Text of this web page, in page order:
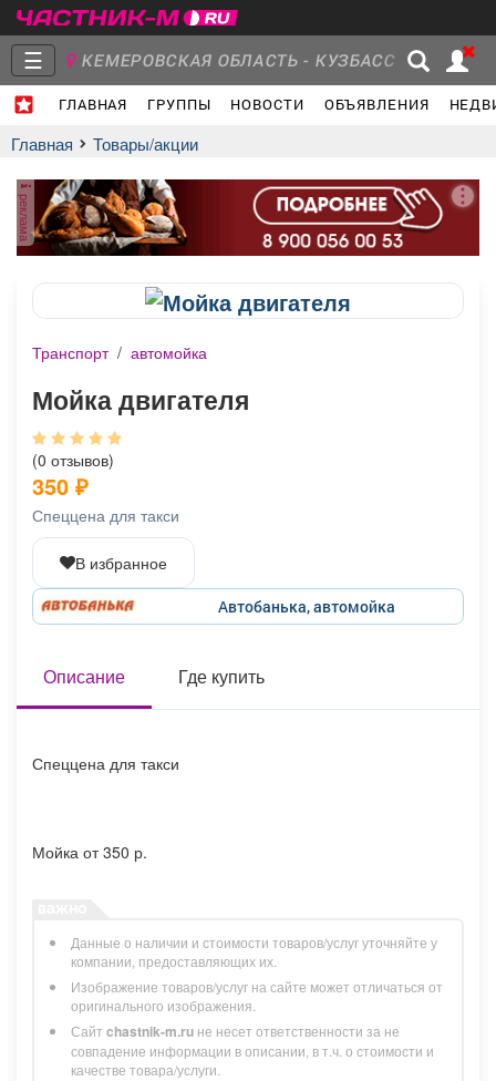
☰ КЕМЕРОВСКАЯ ОБЛАСТЬ - КУЗБАСС
ГЛАВНАЯ ГРУППЫ НОВОСТИ ОБЪЯВЛЕНИЯ
Главная
Объявления Недвижимость Услуги
Афиша
ТВ программа Я - пенсионер
Главная Товары/акции
реклама
Транспорт / автомойка
Мойка двигателя
(0 отзывов)
350 ₽
Спеццена для такси
В избранное
Автобанька, автомойка
Описание Где купить
Спеццена для такси
Мойка от 350 р.
Данные о наличии и стоимости товаров/услуг уточняйте у
компании, предоставляющих их.
Изображение товаров/услуг на сайте может отличаться от
оригинального изображения.
Сайт chastnik-m.ru не несет ответственности за не
совпадение информации в описании, в т.ч. о стоимости и
качестве товара/услуги.